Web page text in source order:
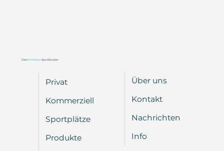
DeinPerfekterSportboden
Privat
Kommerziell
Sportplätze
Produkte
Über uns
Kontakt
Nachrichten
Info